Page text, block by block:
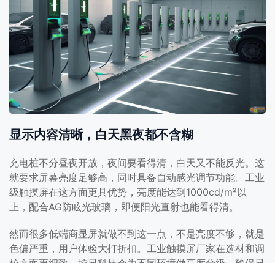
显示内容清晰，白天黑夜都不含糊
充电桩不分昼夜开放，夜间要看得清，白天又不能反光。这
就要求屏幕亮度足够高，同时具备自动感光调节功能。工业
级触摸屏在这方面更具优势，亮度能达到1000cd/m²以
上，配合AG防眩光玻璃，即便阳光直射也能看得清。
然而很多低端商显屏就做不到这一点，不是亮度不够，就是
色偏严重，用户体验大打折扣。工业触摸屏厂家在选材和调